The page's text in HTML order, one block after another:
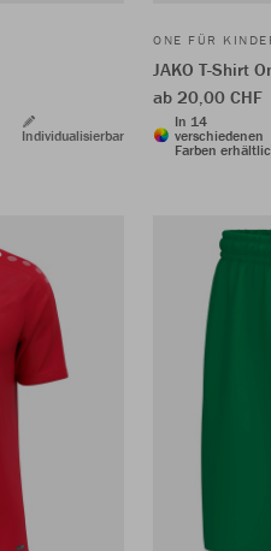
Individualisierbar
ONE FÜR
JAKO T-Shirt
ab 20,00 CHF
In 14
verschiedenen
Farben